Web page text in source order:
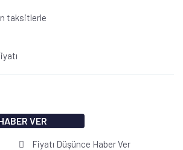
taksitlerle
VER
Fiyatı Düşünce Haber Ver